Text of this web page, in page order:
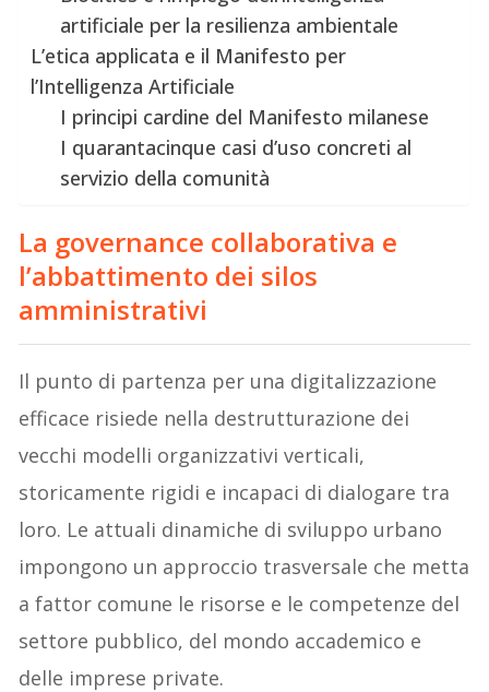
artificiale per la resilienza ambientale
L’etica applicata e il Manifesto per
l’Intelligenza Artificiale
I principi cardine del Manifesto milanese
I quarantacinque casi d’uso concreti al
servizio della comunità
La governance collaborativa e
l’abbattimento dei silos
amministrativi
Il punto di partenza per una digitalizzazione
efficace risiede nella destrutturazione dei
vecchi modelli organizzativi verticali,
storicamente rigidi e incapaci di dialogare tra
loro. Le attuali dinamiche di sviluppo urbano
impongono un approccio trasversale che metta
a fattor comune le risorse e le competenze del
settore pubblico, del mondo accademico e
delle imprese private.